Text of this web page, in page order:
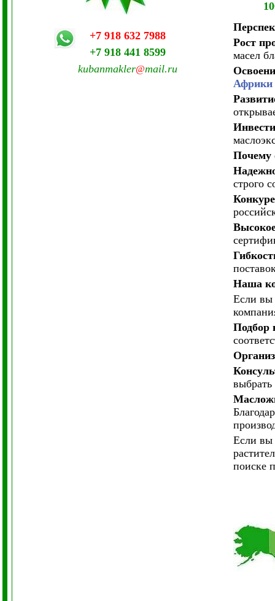
+7 918 632 7988
+7 918 441 8599
kubanmakler@mail.ru
Рост
масел
Африки
Почему
строго
Наша
Если вы
Подбор
Если вы
поиске